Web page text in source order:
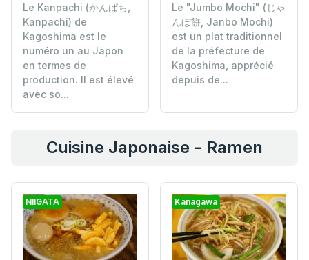
Le Kanpachi (かんぱち,
Kanpachi) de
Kagoshima est le
numéro un au Japon
en termes de
production. Il est élevé
avec so...
Le "Jumbo Mochi" (じゃ
んぼ餅, Janbo Mochi)
est un plat traditionnel
de la préfecture de
Kagoshima, apprécié
depuis de...
Cuisine Japonaise - Ramen
NIIGATA Kanagawa